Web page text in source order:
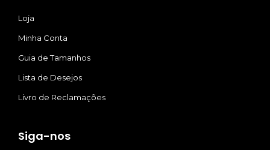
Loja
Minha Conta
Guia de Tamanhos
Lista de Desejos
Livro de Reclamações
Siga-nos